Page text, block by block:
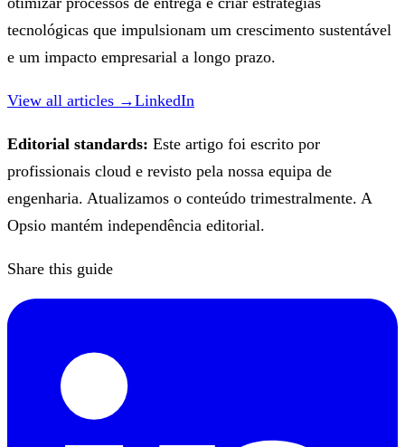
tecnológicas que impulsionam um crescimento sustentável
e um impacto empresarial a longo prazo.
View all articles →LinkedIn
Editorial standards: Este artigo foi escrito por
profissionais cloud e revisto pela nossa equipa de
engenharia. Atualizamos o conteúdo trimestralmente. A
Opsio mantém independência editorial.
Share this guide